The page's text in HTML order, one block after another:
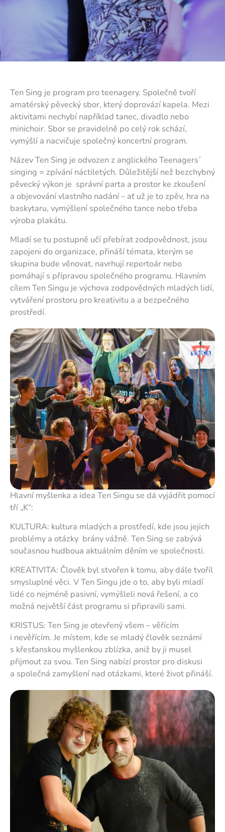
Ten Sing je program pro teenagery. Společně tvoří
amatérský pěvecký sbor, který doprovází kapela. Mezi
aktivitami nechybí například tanec, divadlo nebo
minichoir. Sbor se pravidelně po celý rok schází,
vymýšlí a nacvičuje společný koncertní program.
Název Ten Sing je odvozen z anglického Teenagers´
singing = zpívání náctiletých. Důležitější než bezchybný
pěvecký výkon je správní parta a prostor ke zkoušení
a objevování vlastního nadání – ať už je to zpěv, hra na
baskytaru, vymýšlení společného tance nebo třeba
výroba plakátu.
Mladí se tu postupně učí přebírat zodpovědnost, jsou
zapojeni do organizace, přináší témata, kterým se
skupina bude věnovat, navrhují repertoár nebo
pomáhají s přípravou společného programu. Hlavním
cílem Ten Singu je výchova zodpovědných mladých lidí,
vytváření prostoru pro kreativitu a a bezpečného
prostředí.
Hlavní myšlenka a idea Ten Singu se dá vyjádřit pomocí
tří „K“:
KULTURA: kultura mladých a prostředí, kde jsou jejich
problémy a otázky brány vážně. Ten Sing se zabývá
současnou hudboua aktuálním děním ve společnosti.
KREATIVITA: Člověk byl stvořen k tomu, aby dále tvořil
smysluplné věci. V Ten Singu jde o to, aby byli mladí
lidé co nejméně pasivní, vymýšleli nová řešení, a co
možná největší část programu si připravili sami.
KRISTUS: Ten Sing je otevřený všem – věřícím
i nevěřícím. Je místem, kde se mladý člověk seznámí
s křesťanskou myšlenkou zblízka, aniž by ji musel
přijmout za svou. Ten Sing nabízí prostor pro diskusi
a společná zamyšlení nad otázkami, které život přináší.